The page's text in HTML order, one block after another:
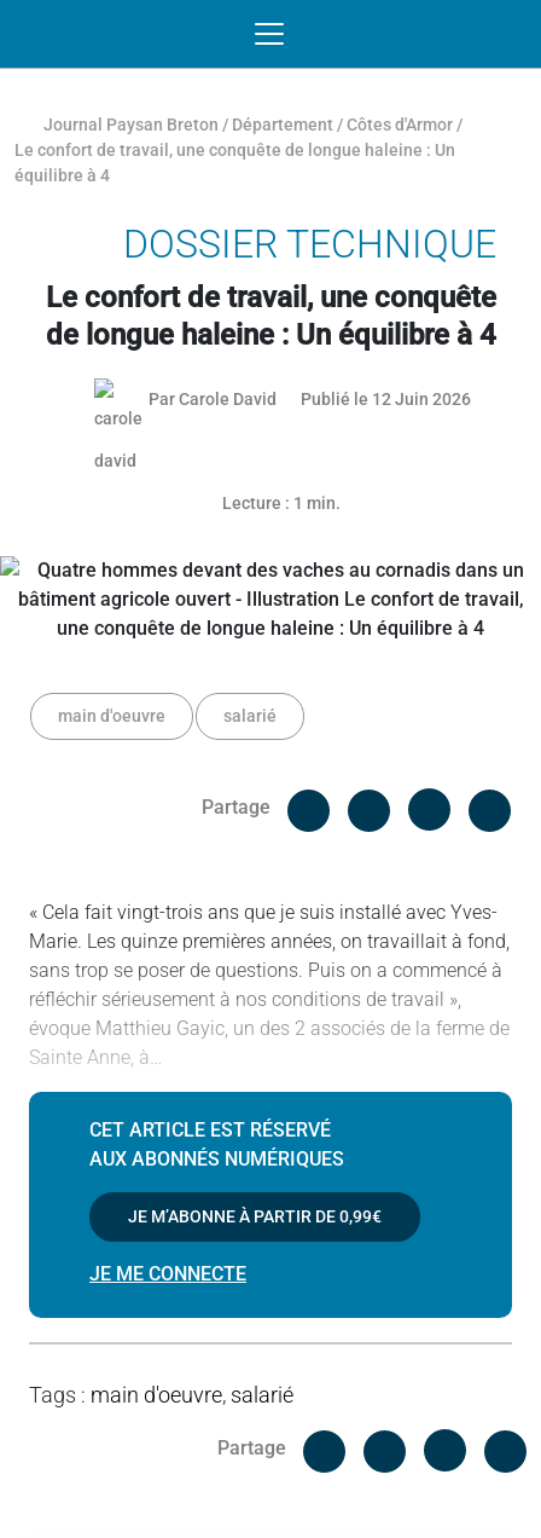
Journal Paysan Breton / Département /Côtes d'Armor /
Le confort de travail, une conquête de longue haleine : Un
équilibre à 4
DOSSIER TECHNIQUE
Le confort de travail, une conquête
de longue haleine : Un équilibre à 4
Article réservé aux abonnés
ParCarole David Publié le 12 Juin 202611 juin
Lecture : 1 min.
main d'oeuvre salarié
Partage
Facebook
« Cela fait vingt-trois ans que je suis installé avec Yves-
Marie. Les quinze premières années, on travaillait à fond,
sans trop se poser de questions. Puis on a commencé à
réfléchir sérieusement à nos conditions de travail »,
évoque Matthieu Gayic, un des 2 associés de la ferme de
Sainte Anne, à…
CET ARTICLE EST RÉSERVÉ
AUX ABONNÉS NUMÉRIQUES
JE M’ABONNE À PARTIR DE0,99€
JE ME CONNECTE
Tags : main d'oeuvre, salarié
Partage
Facebook